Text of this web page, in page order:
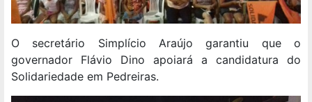
O secretário Simplício Araújo garantiu que o
governador Flávio Dino apoiará a candidatura do
Solidariedade em Pedreiras.